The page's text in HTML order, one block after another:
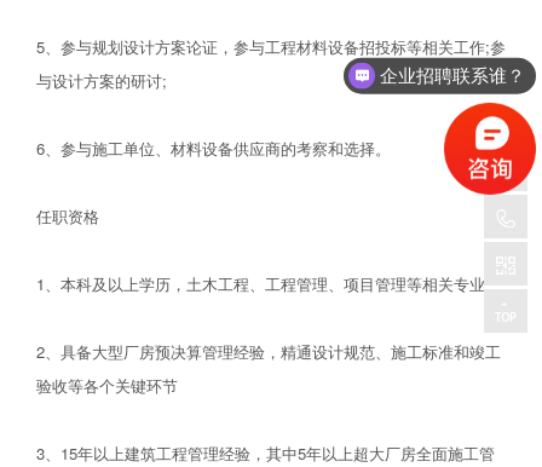
5、参与规划设计方案论证，参与工程材料设备招投标等相关工作;参
与设计方案的研讨;
6、参与施工单位、材料设备供应商的考察和选择。
任职资格
1、本科及以上学历，土木工程、工程管理、项目管理等相关专业
2、具备大型厂房预决算管理经验，精通设计规范、施工标准和竣工
验收等各个关键环节
3、15年以上建筑工程管理经验，其中5年以上超大厂房全面施工管
企业招聘联系谁？